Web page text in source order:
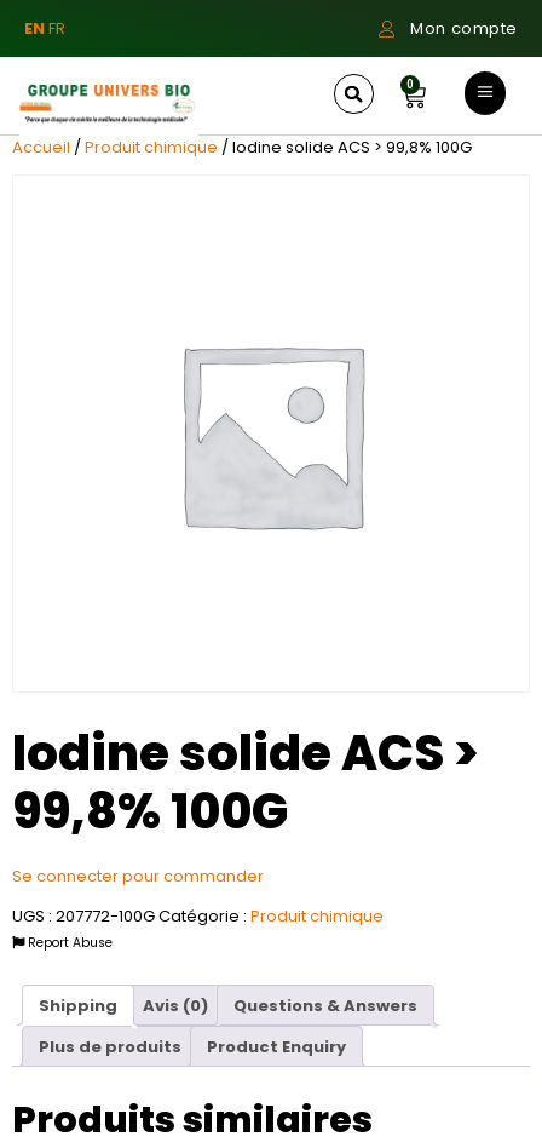
ENFR Mon compte
0
Accueil /Produit chimique / Iodine solide ACS > 99,8% 100G
Iodine solide ACS >
99,8% 100G
Se connecter pour commander
UGS : 207772-100GCatégorie : Produit chimique
Report Abuse
Shipping Avis (0)
Questions & Answers
Plus de produits
Product Enquiry
Produits similaires